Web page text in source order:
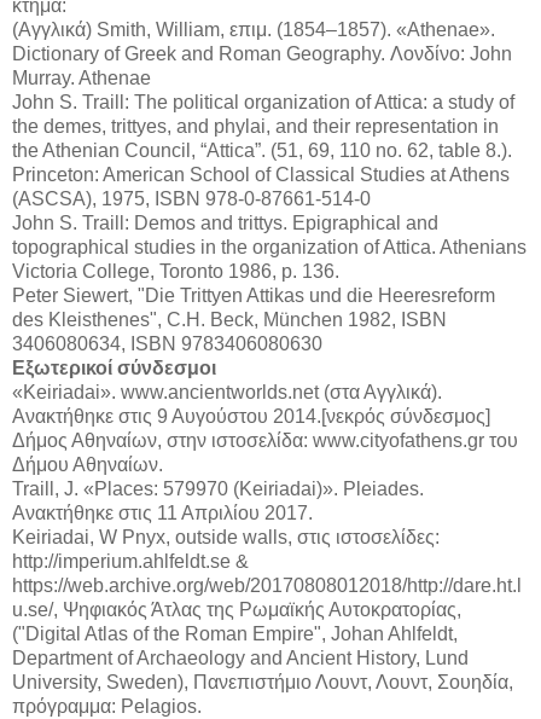
κτήμα:
(Αγγλικά) Smith, William, επιμ. (1854–1857). «Athenae».
Dictionary of Greek and Roman Geography. Λονδίνο: John
Murray. Athenae
John S. Traill: The political organization of Attica: a study of
the demes, trittyes, and phylai, and their representation in
the Athenian Council, “Attica”. (51, 69, 110 no. 62, table 8.).
Princeton: American School of Classical Studies at Athens
(ASCSA), 1975, ISBN 978-0-87661-514-0
John S. Traill: Demos and trittys. Epigraphical and
topographical studies in the organization of Attica. Athenians
Victoria College, Toronto 1986, p. 136.
Peter Siewert, "Die Trittyen Attikas und die Heeresreform
des Kleisthenes", C.H. Beck, München 1982, ISBN
3406080634, ISBN 9783406080630
Εξωτερικοί σύνδεσμοι
«Keiriadai». www.ancientworlds.net (στα Αγγλικά).
Ανακτήθηκε στις 9 Αυγούστου 2014.[νεκρός σύνδεσμος]
Δήμος Αθηναίων, στην ιστοσελίδα: www.cityofathens.gr του
Δήμου Αθηναίων.
Traill, J. «Places: 579970 (Keiriadai)». Pleiades.
Ανακτήθηκε στις 11 Απριλίου 2017.
Keiriadai, W Pnyx, outside walls, στις ιστοσελίδες:
http://imperium.ahlfeldt.se &
https://web.archive.org/web/20170808012018/http://dare.ht.l
u.se/, Ψηφιακός Άτλας της Ρωμαϊκής Αυτοκρατορίας,
("Digital Atlas of the Roman Empire", Johan Ahlfeldt,
Department of Archaeology and Ancient History, Lund
University, Sweden), Πανεπιστήμιο Λουντ, Λουντ, Σουηδία,
πρόγραμμα: Pelagios.